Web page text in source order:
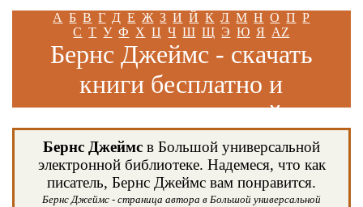
А Б В Г Д Е Ж З И Й К Л М Н О П Р
С Т У Ф Х Ц Ч Ш Щ Э Ю Я AZ
Бернс Джеймс - скачать
книги бесплатно и
читать книги онлайн
Бернс Джеймс в Большой универсальной
электронной библиотеке. Надемеся, что как
писатель, Бернс Джеймс вам понравится.
Бернс Джеймс - страница автора в Большой универсальной